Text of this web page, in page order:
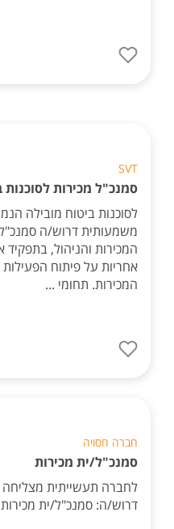
SVT
סמנכ"ל מכירות לסוכנות
לסוכנות ביטוח מובילה
משמעותית דרוש/ה
המכירות והניהול,
אחריות על פיתוח
המכירות. תחומי ...
חברה חסויה
סמנכ"ל/ית מכירות
לחברה תעשייתית
דרוש/ה: סמנכ"ל/ית מכירות